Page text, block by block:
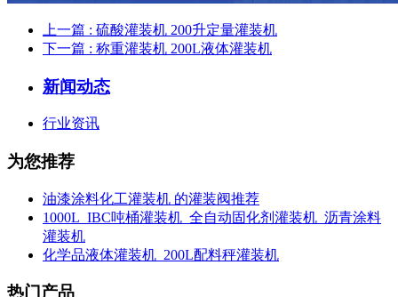
上一篇 : 硫酸灌装机 200升定量灌装机
下一篇 : 称重灌装机 200L液体灌装机
新闻动态
行业资讯
为您推荐
油漆涂料化工灌装机 的灌装阀推荐
1000L_IBC吨桶灌装机_全自动固化剂灌装机_沥青涂料
灌装机
化学品液体灌装机_200L配料秤灌装机
热门产品